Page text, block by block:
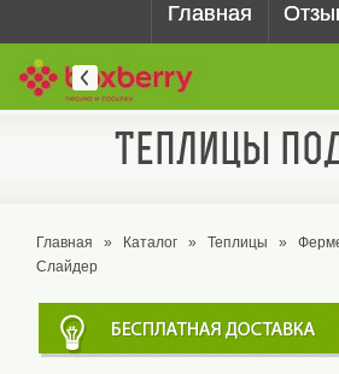
Главная
Теплицы
Главная » Каталог » Теплицы »
Слайдер